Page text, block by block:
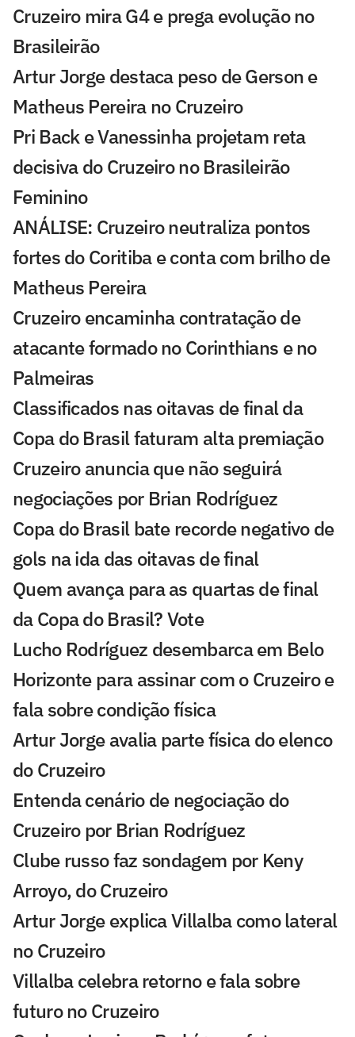
Cruzeiro mira G4 e prega evolução no
Brasileirão
Artur Jorge destaca peso de Gerson e
Matheus Pereira no Cruzeiro
Pri Back e Vanessinha projetam reta
decisiva do Cruzeiro no Brasileirão
Feminino
ANÁLISE: Cruzeiro neutraliza pontos
fortes do Coritiba e conta com brilho de
Matheus Pereira
Cruzeiro encaminha contratação de
atacante formado no Corinthians e no
Palmeiras
Classificados nas oitavas de final da
Copa do Brasil faturam alta premiação
Cruzeiro anuncia que não seguirá
negociações por Brian Rodríguez
Copa do Brasil bate recorde negativo de
gols na ida das oitavas de final
Quem avança para as quartas de final
da Copa do Brasil? Vote
Lucho Rodríguez desembarca em Belo
Horizonte para assinar com o Cruzeiro e
fala sobre condição física
Artur Jorge avalia parte física do elenco
do Cruzeiro
Entenda cenário de negociação do
Cruzeiro por Brian Rodríguez
Clube russo faz sondagem por Keny
Arroyo, do Cruzeiro
Artur Jorge explica Villalba como lateral
no Cruzeiro
Villalba celebra retorno e fala sobre
futuro no Cruzeiro